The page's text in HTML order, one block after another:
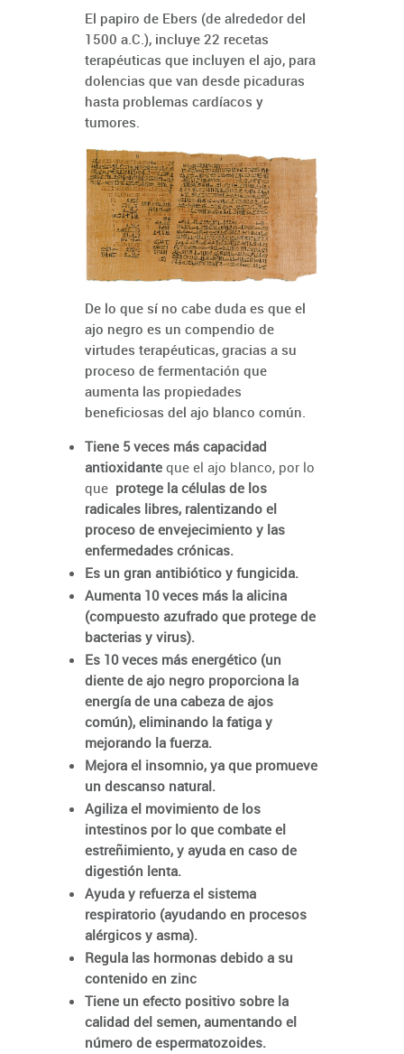
El papiro de Ebers (de alrededor del
1500 a.C.), incluye 22 recetas
terapéuticas que incluyen el ajo, para
dolencias que van desde picaduras
hasta problemas cardíacos y
tumores.
De lo que sí no cabe duda es que el
ajo negro es un compendio de
virtudes terapéuticas, gracias a su
proceso de fermentación que
aumenta las propiedades
beneficiosas del ajo blanco común.
Tiene 5 veces más capacidad
antioxidante que el ajo blanco, por lo
que protege la células de los
radicales libres, ralentizando el
proceso de envejecimiento y las
enfermedades crónicas.
Es un gran antibiótico y fungicida.
Aumenta 10 veces más la alicina
(compuesto azufrado que protege de
bacterias y virus).
Es 10 veces más energético (un
diente de ajo negro proporciona la
energía de una cabeza de ajos
común), eliminando la fatiga y
mejorando la fuerza.
Mejora el insomnio, ya que promueve
un descanso natural.
Agiliza el movimiento de los
intestinos por lo que combate el
estreñimiento, y ayuda en caso de
digestión lenta.
Ayuda y refuerza el sistema
respiratorio (ayudando en procesos
alérgicos y asma).
Regula las hormonas debido a su
contenido en zinc
Tiene un efecto positivo sobre la
calidad del semen, aumentando el
número de espermatozoides.